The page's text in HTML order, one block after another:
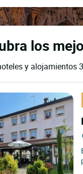
los
y alojamientos